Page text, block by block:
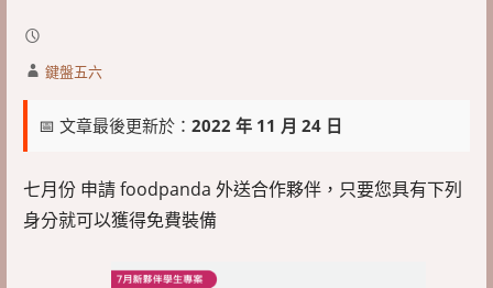
鍵盤五六
📅 文章最後更新於： 2022 年 11 月 24 日
七月份 申請 foodpanda 外送合作夥伴，只要您具有下列
身分就可以獲得免費裝備